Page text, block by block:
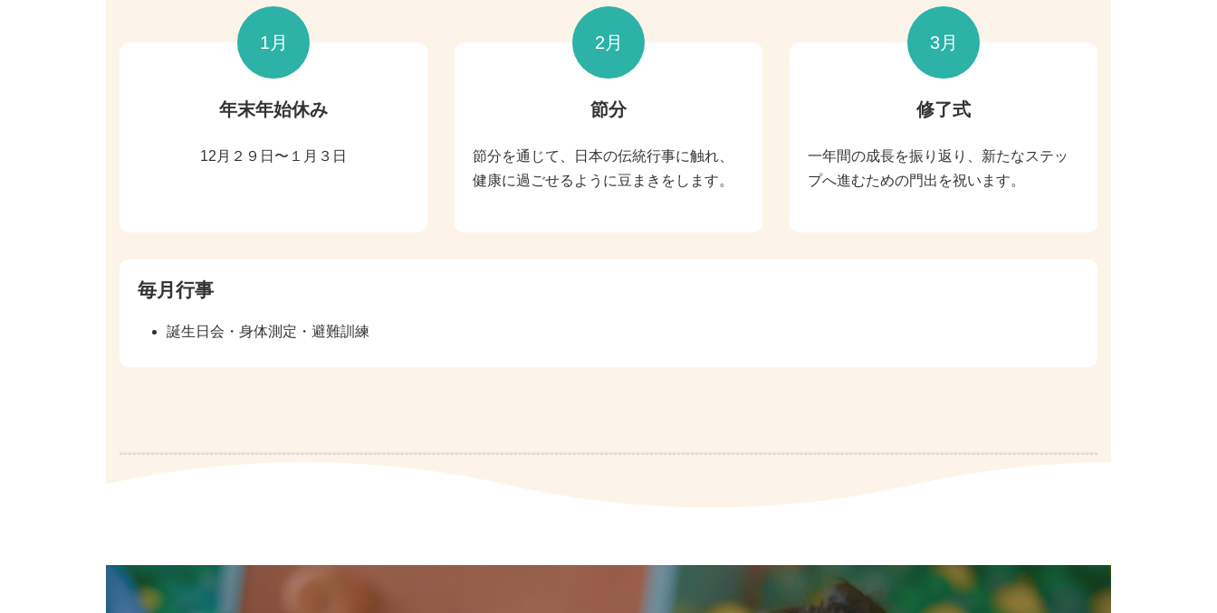
1月
年末年始休み
12月２９日〜１月３日
2月
節分
節分を通じて、日本の伝統行事に触れ、
健康に過ごせるように豆まきをします。
3月
修了式
一年間の成長を振り返り、新たなステッ
プへ進むための門出を祝います。
毎月行事
誕生日会・身体測定・避難訓練